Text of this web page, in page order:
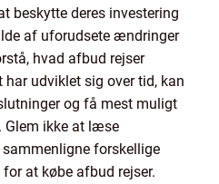
beskytte deres investering
af uforudsete ændringer
hvad afbud rejser
udviklet sig over tid, kan
og få mest muligt
Glem ikke at læse
forskellige
at købe afbud rejser.